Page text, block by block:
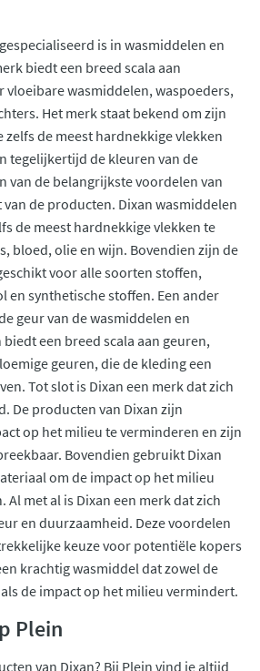
is in wasmiddelen en
biedt een breed scala aan
wasmiddelen, waspoeders,
Het merk staat bekend om zijn
de meest hardnekkige vlekken
tegelijkertijd de kleuren van de
van de belangrijkste voordelen van
de producten. Dixan wasmiddelen
de meest hardnekkige vlekken te
bloed, olie en wijn. Bovendien zijn de
voor alle soorten stoffen,
en synthetische stoffen. Een ander
geur van de wasmiddelen en
een breed scala aan geuren,
geuren, die de kleding een
Tot slot is Dixan een merk dat zich
De producten van Dixan zijn
op het milieu te verminderen en zijn
Bovendien gebruikt Dixan
om de impact op het milieu
met al is Dixan een merk dat zich
en duurzaamheid. Deze voordelen
keuze voor potentiële kopers
krachtig wasmiddel dat zowel de
de impact op het milieu vermindert.
Plein
van Dixan? Bij Plein vind je altijd